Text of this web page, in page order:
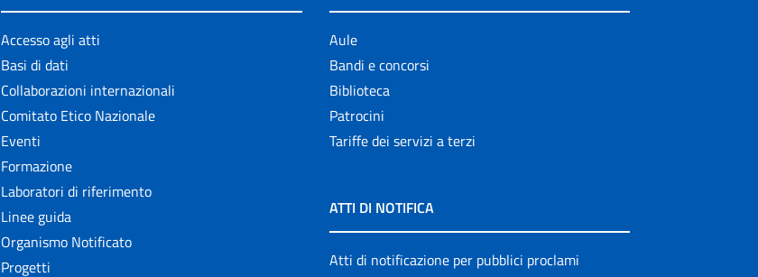
Accesso agli atti
Basi di dati
Collaborazioni internazionali
Comitato Etico Nazionale
Eventi
Formazione
Laboratori di riferimento
Linee guida
Organismo Notificato
Progetti
Aule
Bandi e concorsi
Biblioteca
Patrocini
Tariffe dei servizi a terzi
ATTI DI NOTIFICA
Atti di notificazione per pubblici proclami